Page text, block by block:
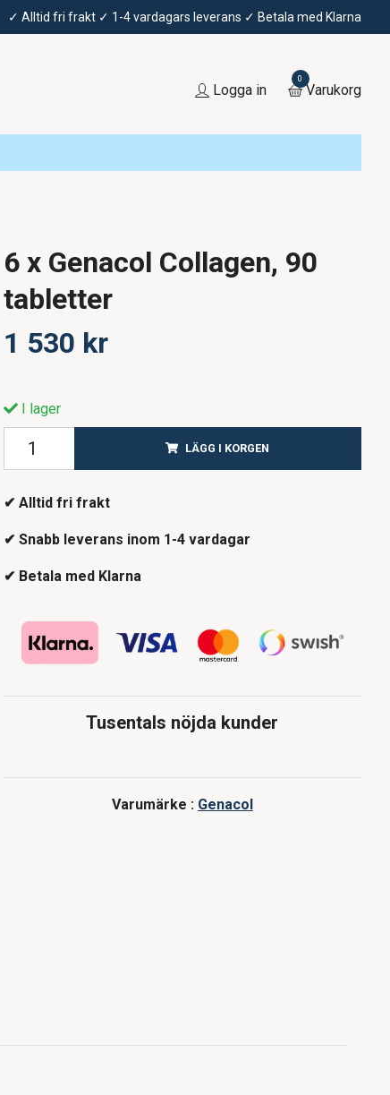
✓ Alltid fri frakt ✓ 1-4 vardagars leverans ✓ Betala med Klarna
Logga in
0
Varukorg
6 x Genacol Collagen, 90
tabletter
1 530 kr
I lager
LÄGG I KORGEN
✔ Alltid fri frakt
✔ Snabb leverans inom 1-4 vardagar
✔ Betala med Klarna
Tusentals nöjda kunder
Varumärke : Genacol